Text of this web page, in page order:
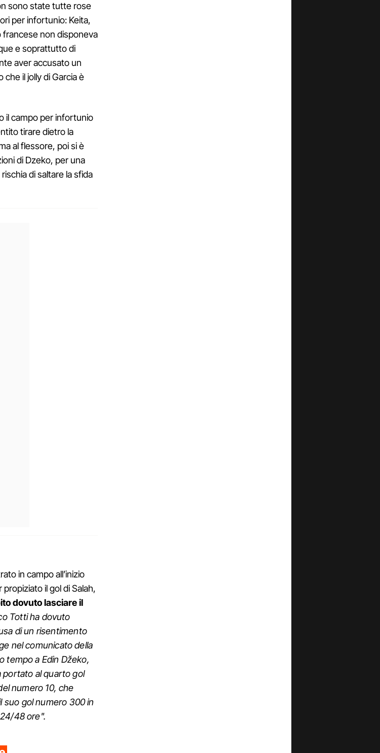
sono state tutte rose
per infortunio: Keita,
francese non disponeva
e soprattutto di
aver accusato un
il jolly di Garcia è
il campo per infortunio
tirare dietro la
al flessore, poi si è
di Dzeko, per una
di saltare la sfida
in campo all’inizio
il gol di Salah,
dovuto lasciare il
Totti ha dovuto
di un risentimento
nel comunicato della
tempo a Edin Džeko,
portato al quarto gol
numero 10, che
suo gol numero 300 in
48 ore".